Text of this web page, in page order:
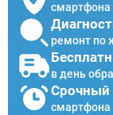
смартфона
ремонт по
в день
Срочный
смартфона